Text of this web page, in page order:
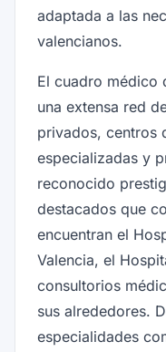
adaptada a las
valencianos.
El cuadro médico
una extensa red
privados, centros
especializadas y
reconocido
destacados que
encuentran el
Valencia, el
consultorios
sus alrededores.
especialidades